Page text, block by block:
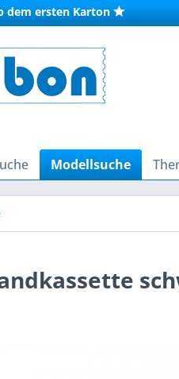
dem ersten Karton
Modellsuche